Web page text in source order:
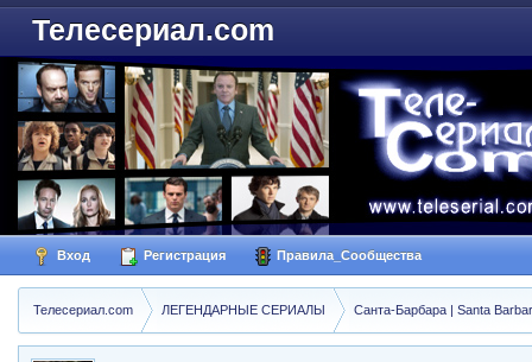
Телесериал.com
Вход Регистрация Правила_Сообщества
Телесериал.com ЛЕГЕНДАРНЫЕ СЕРИАЛЫ Санта-Барбара | Santa